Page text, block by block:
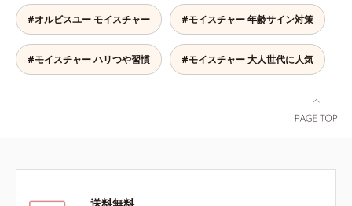
然ビタミンE、イノシット、フィチ
ン酸、ユズセラミド、スフィンゴ糖
脂質*3 角層内*4 うるおいによりキ
メを整えて毛穴を目立たなくする*5
らないということではありません。
え、バリア機能を維持。ニキビがで
きにくい肌を目指します。さらにビ
タミンC誘導体をはじめとした5種
の整肌成分(*1)から成る「ナノVCシ
ョットカプセル」を配合。カプセル
肌(*4)へと導きます。たっぷりの保
肌がうるおいとともに失ってしまう
ハリ・弾力に、モイストエンリッチ
コンプレックス(*5）がアプロー
チ。ベタつかずみずみずしい使いご
こちでこわばった肌を解きほぐし、
に応じたお手入れ*2 加水分解コラ
おいと柔らかさを与える保湿成分
#オルビスユー モイスチャー #モイスチャー 年齢サイン対策
#モイスチャー ハリつや習慣 #モイスチャー 大人世代に人気